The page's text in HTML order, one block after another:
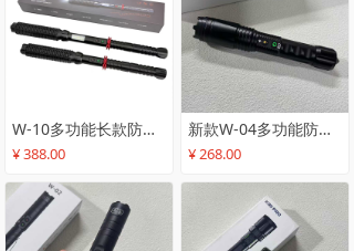
W-10多功能长款防卫手电_可伸缩大功率防身电棍_安保巡逻车载防身高压电击棒
¥ 388.00
新款W-04多功能防身高压电击手电筒_个人防身器材防身电棒_强光照明防身电击棍
¥ 268.00